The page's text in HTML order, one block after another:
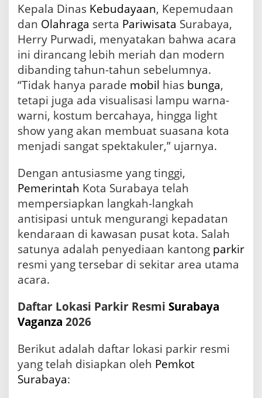
u
D
i
k
e
t
a
u
i
W
r
a
d
a
n
W
s
a
t
n
Kepala Dinas Kebudayaan, Kepemudaan
dan Olahraga serta Pariwisata Surabaya,
Herry Purwadi, menyatakan bahwa acara
ini dirancang lebih meriah dan modern
dibanding tahun-tahun sebelumnya.
“Tidak hanya parade mobil hias bunga,
tetapi juga ada visualisasi lampu warna-
warni, kostum bercahaya, hingga light
show yang akan membuat suasana kota
menjadi sangat spektakuler,” ujarnya.
Dengan antusiasme yang tinggi,
Pemerintah Kota Surabaya telah
mempersiapkan langkah-langkah
antisipasi untuk mengurangi kepadatan
kendaraan di kawasan pusat kota. Salah
satunya adalah penyediaan kantong parkir
resmi yang tersebar di sekitar area utama
acara.
Daftar Lokasi Parkir Resmi Surabaya
Vaganza 2026
Berikut adalah daftar lokasi parkir resmi
yang telah disiapkan oleh Pemkot
Surabaya: